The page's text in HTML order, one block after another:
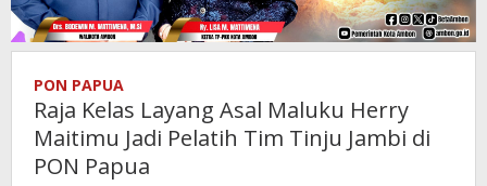
PON PAPUA
Raja Kelas Layang Asal Maluku Herry
Maitimu Jadi Pelatih Tim Tinju Jambi di
PON Papua